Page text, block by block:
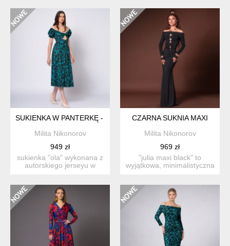
SUKIENKA W PANTERKĘ - OLA DEEP TROPIC
Milita Nikonorov
949 zł
sukienka "ola" wykonana z
autorskiego jerseyu w
CZARNA SUKNIA MAXI
Milita Nikonorov
969 zł
"julia maxi black" to
wyjątkowa, minimalistyczna